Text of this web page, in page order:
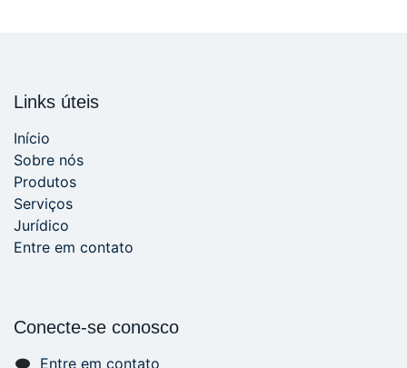
Links úteis
Início
Sobre nós
Produtos
Serviços
Jurídico
Entre em contato
Conecte-se conosco
Entre em contato